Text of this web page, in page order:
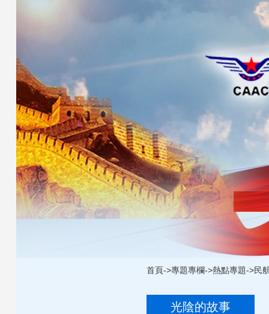
首頁->專題專欄->熱點專題->民
光陰的故事